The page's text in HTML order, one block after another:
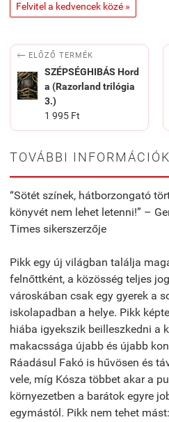
Felvitel a kedvencek közé »
 ELŐZŐ TERMÉK
SZÉPSÉGHIBÁS Hord
a (Razorland trilógia
3.)
1 995 Ft
TOVÁBBI
“Sötét színek, hátborzongató
könyvét nem lehet letenni!” –
Times sikerszerzője
Pikk egy új világban találja
felnőttként, a közösség teljes
városkában csak egy gyerek a
iskolapadban a helye. Pikk
hiába igyekszik beilleszkedni a
makacssága újabb és újabb
Ráadásul Fakó is hűvösen és
vele, míg Kósza többet akar a
környezetben a barátok egyre
egymástól. Pikk nem tehet